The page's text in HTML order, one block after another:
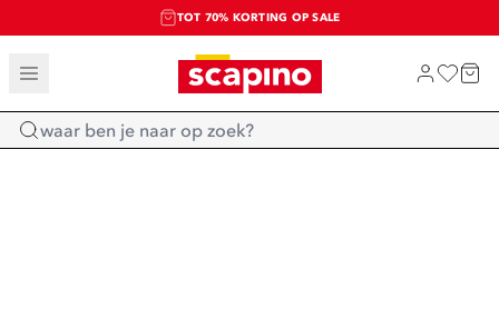
TOT 70% KORTING OP SALE
SALE: LAATSTE KANS!
SHOP NIEUW
Home